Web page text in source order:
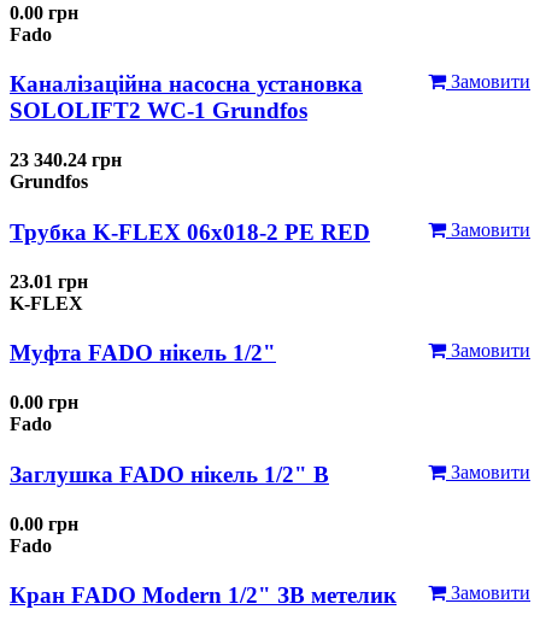
0.00 грн
Fado
Замовити
Каналізаційна насосна установка
SOLOLIFT2 WC-1 Grundfos
23 340.24 грн
Grundfos
Замовити
Трубка K-FLEX 06x018-2 РЕ RED
23.01 грн
K-FLEX
Замовити
Муфта FADO нікель 1/2"
0.00 грн
Fado
Замовити
Заглушка FADO нікель 1/2" В
0.00 грн
Fado
Замовити
Кран FADO Modern 1/2" ЗВ метелик